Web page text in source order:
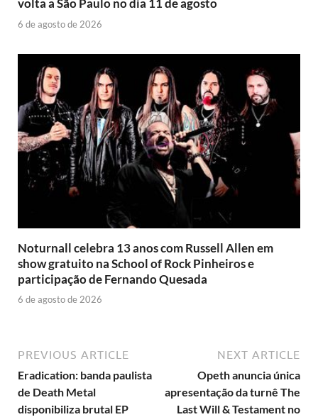
volta a São Paulo no dia 11 de agosto
6 de agosto de 2026
Noturnall celebra 13 anos com Russell Allen em
show gratuito na School of Rock Pinheiros e
participação de Fernando Quesada
6 de agosto de 2026
PREVIOUS ARTICLE
Eradication: banda paulista
de Death Metal
disponibiliza brutal EP
NEXT ARTICLE
Opeth anuncia única
apresentação da turnê The
Last Will & Testament no